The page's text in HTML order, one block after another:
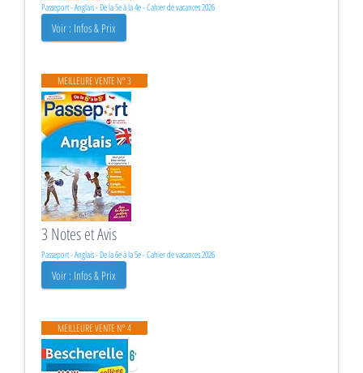
Passeport - Anglais - De la 5e à la 4e - Cahier de vacances 2026
Voir : Infos & Prix
MEILLEURE VENTE N° 3
3 Notes et Avis
Passeport - Anglais - De la 6e à la 5e - Cahier de vacances 2026
Voir : Infos & Prix
MEILLEURE VENTE N° 4